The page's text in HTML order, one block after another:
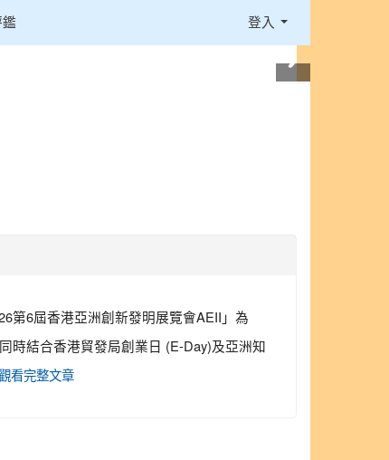
登入
第6屆香港亞洲創新發明展覽會AEII」為
時結合香港貿發局創業日 (E-Day)及亞洲知
看完整文章